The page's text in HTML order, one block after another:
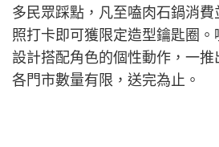
多民眾踩點，凡至嗑肉石鍋消
照打卡即可獲限定造型鑰匙圈
設計搭配角色的個性動作，一推
各門市數量有限，送完為止。